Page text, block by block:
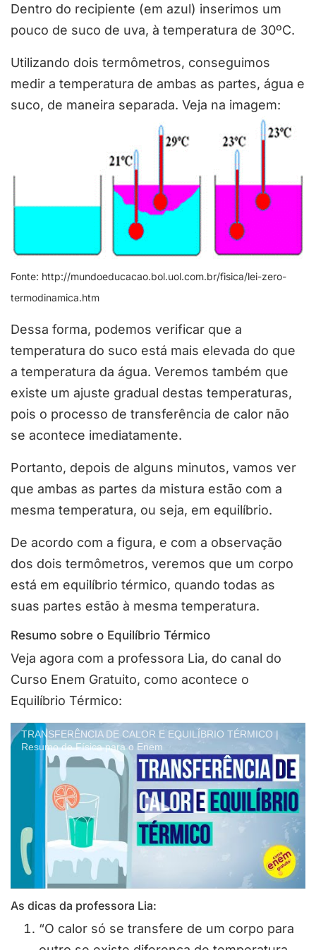
Dentro do recipiente (em azul) inserimos um
pouco de suco de uva, à temperatura de 30ºC.
Utilizando dois termômetros, conseguimos
medir a temperatura de ambas as partes, água e
suco, de maneira separada. Veja na imagem:
Fonte: http://mundoeducacao.bol.uol.com.br/fisica/lei-zero-
termodinamica.htm
Dessa forma, podemos verificar que a
temperatura do suco está mais elevada do que
a temperatura da água. Veremos também que
existe um ajuste gradual destas temperaturas,
pois o processo de transferência de calor não
se acontece imediatamente.
Portanto, depois de alguns minutos, vamos ver
que ambas as partes da mistura estão com a
mesma temperatura, ou seja, em equilíbrio.
De acordo com a figura, e com a observação
dos dois termômetros, veremos que um corpo
está em equilíbrio térmico, quando todas as
suas partes estão à mesma temperatura.
Resumo sobre o Equilíbrio Térmico
Veja agora com a professora Lia, do canal do
Curso Enem Gratuito, como acontece o
Equilíbrio Térmico:
TRANSFERÊNCIA DE CALOR E EQUILÍBRIO TÉRMICO |
Resumo de Física para o Enem
As dicas da professora Lia:
“O calor só se transfere de um corpo para